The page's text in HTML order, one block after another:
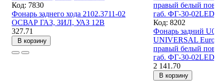
Код: 7830
Фонарь заднего хода 2102.3711-02
ОСВАР ГАЗ, ЗИЛ, УАЗ 12В
327.71
В корзину
Код: 8202
Фонарь задний
UNIVERSAL
правый белый
габ. ФГ-30-02LED
2 141.70
В корзину